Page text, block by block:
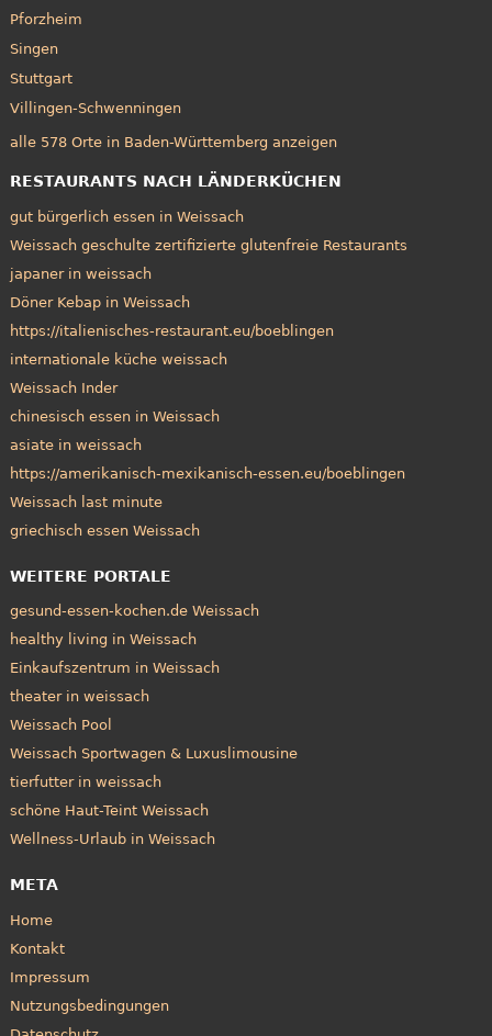
Pforzheim
Singen
Stuttgart
Villingen-Schwenningen
alle 578 Orte in Baden-Württemberg anzeigen
RESTAURANTS NACH LÄNDERKÜCHEN
gut bürgerlich essen in Weissach
Weissach geschulte zertifizierte glutenfreie Restaurants
japaner in weissach
Döner Kebap in Weissach
https://italienisches-restaurant.eu/boeblingen
internationale küche weissach
Weissach Inder
chinesisch essen in Weissach
asiate in weissach
https://amerikanisch-mexikanisch-essen.eu/boeblingen
Weissach last minute
griechisch essen Weissach
WEITERE PORTALE
gesund-essen-kochen.de Weissach
healthy living in Weissach
Einkaufszentrum in Weissach
theater in weissach
Weissach Pool
Weissach Sportwagen & Luxuslimousine
tierfutter in weissach
schöne Haut-Teint Weissach
Wellness-Urlaub in Weissach
META
Home
Kontakt
Impressum
Nutzungsbedingungen